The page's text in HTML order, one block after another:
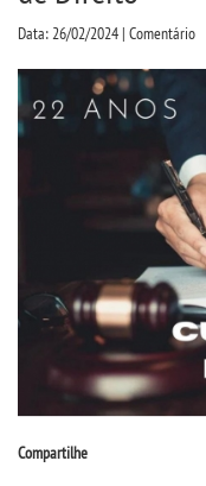
COLAP
MANUAIS, PORTARIAS E
MENSALIDADES
CURSOS
Data: 26/02/2024 | Comentário
Compartilhe